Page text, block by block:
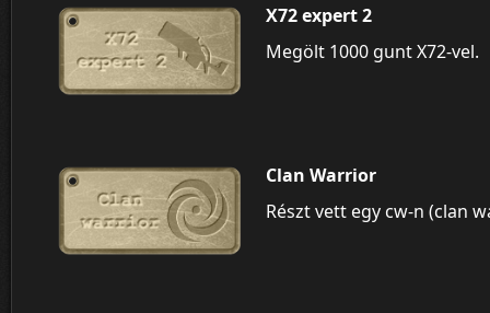
X72 expert 2
Megölt 1000 gunt X72-vel.
Clan Warrior
Részt vett egy cw-n (clan